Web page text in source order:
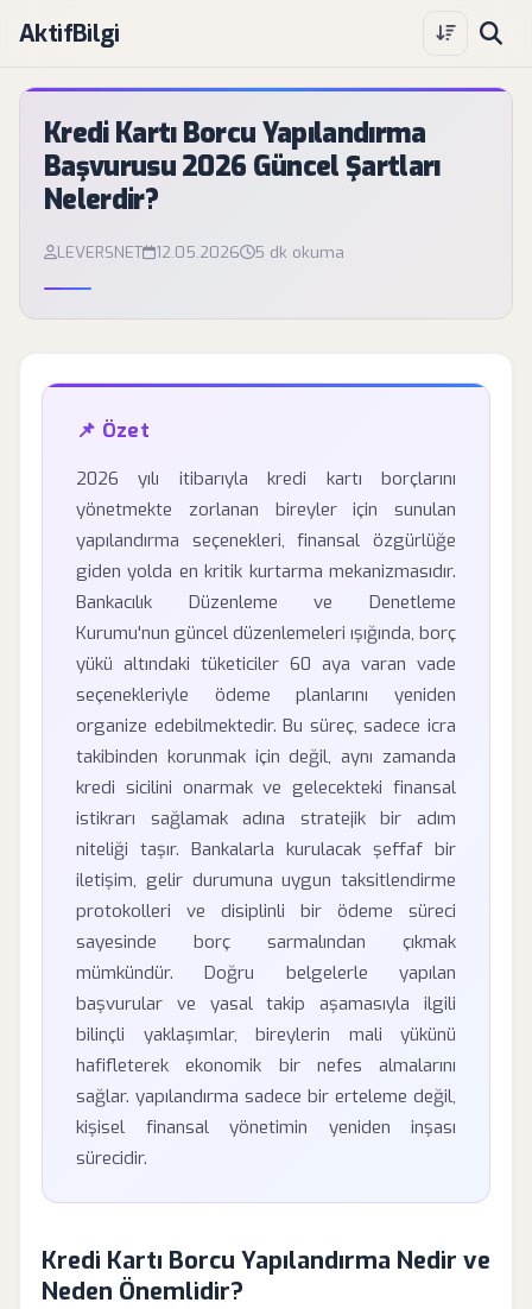
AktifBilgi
Kredi Kartı Borcu Yapılandırma
Başvurusu 2026 Güncel Şartları
Nelerdir?
LEVERSNET 12.05.2026 5 dk okuma
📌 Özet
2026 yılı itibarıyla kredi kartı borçlarını
yönetmekte zorlanan bireyler için sunulan
yapılandırma seçenekleri, finansal özgürlüğe
giden yolda en kritik kurtarma mekanizmasıdır.
Bankacılık Düzenleme ve Denetleme
Kurumu'nun güncel düzenlemeleri ışığında, borç
yükü altındaki tüketiciler 60 aya varan vade
seçenekleriyle ödeme planlarını yeniden
organize edebilmektedir. Bu süreç, sadece icra
takibinden korunmak için değil, aynı zamanda
kredi sicilini onarmak ve gelecekteki finansal
istikrarı sağlamak adına stratejik bir adım
niteliği taşır. Bankalarla kurulacak şeffaf bir
iletişim, gelir durumuna uygun taksitlendirme
protokolleri ve disiplinli bir ödeme süreci
sayesinde borç sarmalından çıkmak
mümkündür. Doğru belgelerle yapılan
başvurular ve yasal takip aşamasıyla ilgili
bilinçli yaklaşımlar, bireylerin mali yükünü
hafifleterek ekonomik bir nefes almalarını
sağlar. yapılandırma sadece bir erteleme değil,
kişisel finansal yönetimin yeniden inşası
sürecidir.
Kredi Kartı Borcu Yapılandırma Nedir ve
Neden Önemlidir?